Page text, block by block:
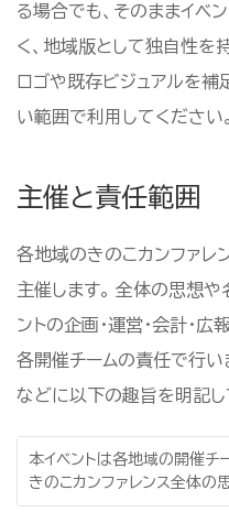
る場合でも、そのままイベ
く、地域版として独自性を
ロゴや既存ビジュアルを補
い範囲で利用してください。
主催と責任範囲
各地域のきのこカンファレ
主催します。 全体の思想
ントの企画・運営・会計・広
各開催チームの責任で行い
などに以下の趣旨を明記し
本イベントは各地域の開催チ
きのこカンファレンス全体の